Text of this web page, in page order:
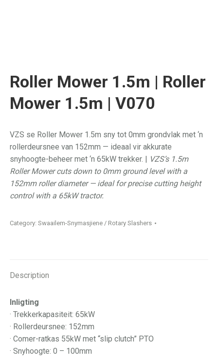
Roller Mower 1.5m | Roller
Mower 1.5m | V070
VZS se Roller Mower 1.5m sny tot 0mm grondvlak met ‘n
rollerdeursnee van 152mm — ideaal vir akkurate
snyhoogte-beheer met ‘n 65kW trekker. | VZS’s 1.5m
Roller Mower cuts down to 0mm ground level with a
152mm roller diameter — ideal for precise cutting height
control with a 65kW tractor.
Category: Swaailem-Snymasjiene / Rotary Slashers
Description
Inligting
· Trekkerkapasiteit: 65kW
· Rollerdeursnee: 152mm
· Comer-ratkas 55kW met “slip clutch” PTO
· Snyhoogte: 0 – 100mm